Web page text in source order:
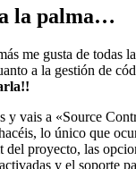
la palma…
me gusta de todas
a la gestión de
y vais a «Source
lo único que
proyecto, las
y el soporte